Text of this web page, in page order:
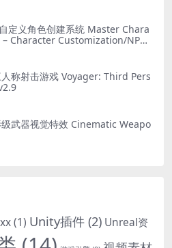
定义角色创建系统 Master Chara
Character Customization/NPC
人称射击游戏 Voyager: Third Pers
级武器视觉特效 Cinematic Weapo
(1) Unity插件 (2) Unreal资